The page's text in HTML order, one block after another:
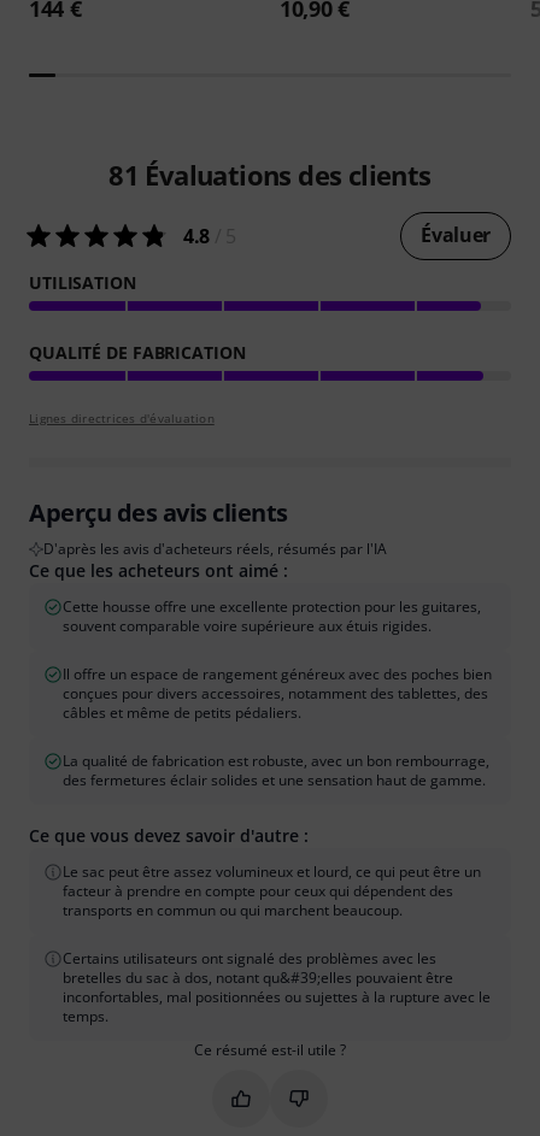
144 € 10,90 €
81 Évaluations des clients
4.8 Évaluer
UTILISATION
QUALITÉ DE FABRICATION
Lignes directrices d'évaluation
Aperçu des avis clients
D'après les avis d'acheteurs réels, résumés par l'IA
Ce que les acheteurs ont aimé :
Cette housse offre une excellente protection pour les guitares,
souvent comparable voire supérieure aux étuis rigides.
Il offre un espace de rangement généreux avec des poches bien
conçues pour divers accessoires, notamment des tablettes, des
câbles et même de petits pédaliers.
La qualité de fabrication est robuste, avec un bon rembourrage,
des fermetures éclair solides et une sensation haut de gamme.
Ce que vous devez savoir d'autre :
Le sac peut être assez volumineux et lourd, ce qui peut être un
facteur à prendre en compte pour ceux qui dépendent des
transports en commun ou qui marchent beaucoup.
Certains utilisateurs ont signalé des problèmes avec les
bretelles du sac à dos, notant qu&#39;elles pouvaient être
inconfortables, mal positionnées ou sujettes à la rupture avec le
temps.
Ce résumé est-il utile ?
Marquer ce résumé comme utile
Marquer ce résumé comme